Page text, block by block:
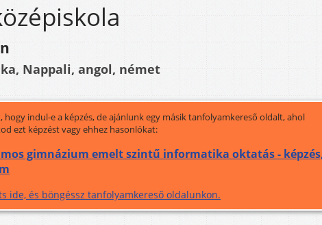
Nappali, angol, német
hogy indul-e a képzés, de ajánlunk egy másik tanfolyamkereső oldalt, ahol
ezt képzést vagy ehhez hasonlókat:
gimnázium emelt szintű informatika oktatás -
ide, és böngéssz tanfolyamkereső oldalunkon.